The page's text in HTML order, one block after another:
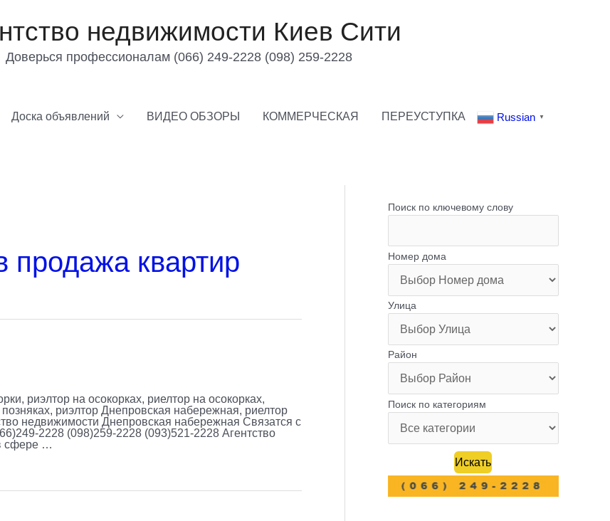
недвижимости Киев Сити
Доверься профессионалам (066) 249-2228 (098) 259-2228
Доска объявлений ВИДЕО ОБЗОРЫ КОММЕРЧЕСКАЯ ПЕРЕУСТУПКА Russian ▼
продажа квартир
риэлтор на осокорках, риелтор на осокорках,
риэлтор Днепровская набережная, риелтор
недвижимости Днепровская набережная Связатся с
2228 (098)259-2228 (093)521-2228 Агентство
сфере …
Поиск по ключевому слову
Номер дома
Улица
Район
Поиск по категориям